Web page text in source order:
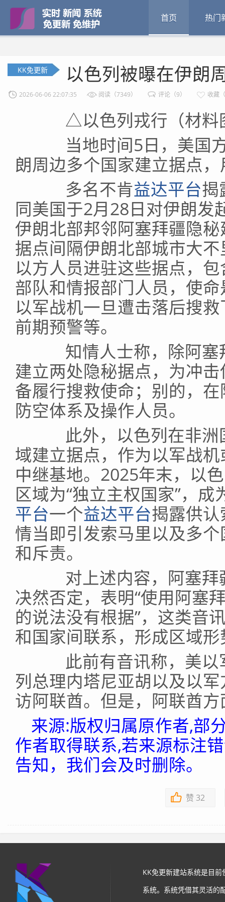
首页 热门
KK免更新 以色列被曝在伊朗
2026-06-06 22:07:35 阅读（7349） 评论（9） 收藏
△以色列戎行（材料
当地时间5日，美国方
朗周边多个国家建立据点
多名不肯益达平台揭
同美国于2月28日对伊朗发
伊朗北部邦邻阿塞拜疆隐
据点间隔伊朗北部城市大
以方人员进驻这些据点，
部队和情报部门人员，使
以军战机一旦遭击落后搜
前期预警等。
知情人士称，除阿塞
建立两处隐秘据点，为冲
备履行搜救使命；别的，
防空体系及操作人员。
此外，以色列在非洲
域建立据点，作为以军战
中继基地。2025年末，以
区域为“独立主权国家”，
平台一个益达平台揭露供
情当即引发索马里以及多
和斥责。
对上述内容，阿塞拜
决然否定，表明“使用阿塞
的说法没有根据”，这类音
和国家间联系，形成区域形
此前有音讯称，美以
列总理内塔尼亚胡以及以
访阿联酋。但是，阿联酋
来源:版权归属原作者,部
作者取得联系,若来源标注
告知，我们会及时删除。
赞 32
KK免更新建站系统是目
系统。系统凭借其灵活的